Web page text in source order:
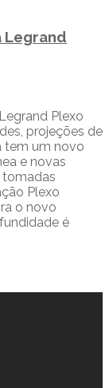
Legrand
Plexo
projeções de
tem um novo
e novas
tomadas
Plexo
o novo
é